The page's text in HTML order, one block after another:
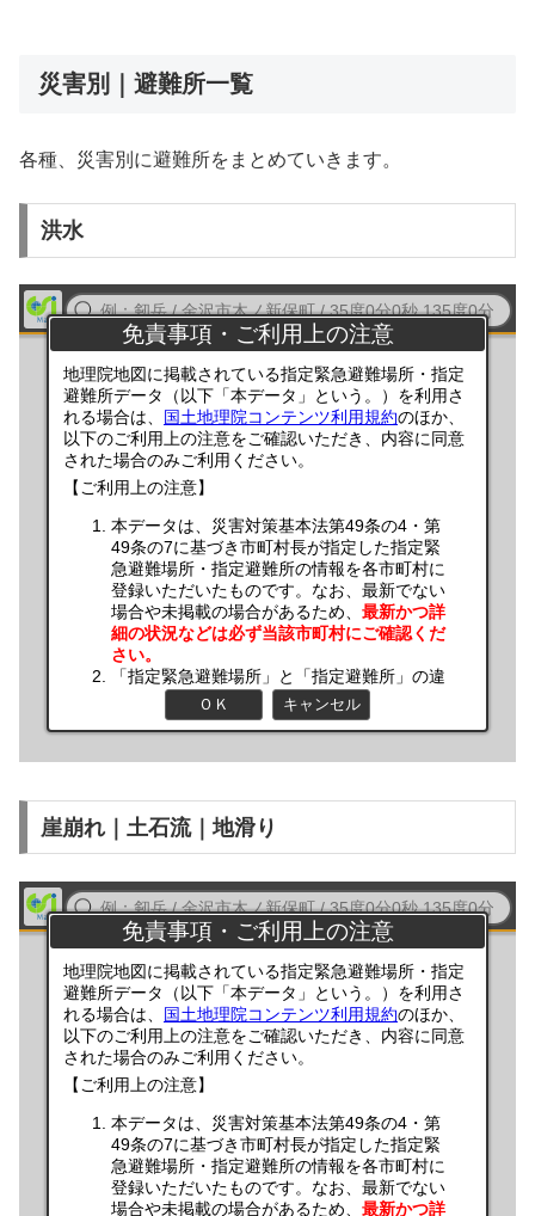
災害別｜避難所一覧
各種、災害別に避難所をまとめていきます。
洪水
崖崩れ｜土石流｜地滑り